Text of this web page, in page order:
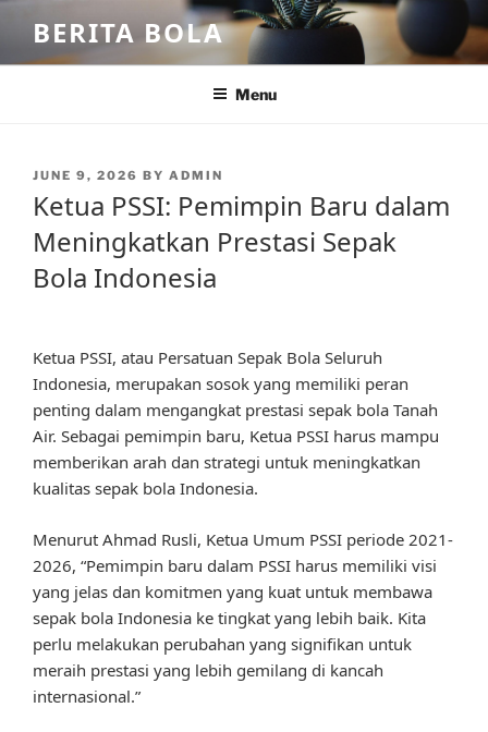
content
BERITA BOLA
Menu
POSTED
JUNE 9, 2026 BY ADMIN
Ketua PSSI: Pemimpin Baru dalam
Meningkatkan Prestasi Sepak
Bola Indonesia
Ketua PSSI, atau Persatuan Sepak Bola Seluruh
Indonesia, merupakan sosok yang memiliki peran
penting dalam mengangkat prestasi sepak bola Tanah
Air. Sebagai pemimpin baru, Ketua PSSI harus mampu
memberikan arah dan strategi untuk meningkatkan
kualitas sepak bola Indonesia.
Menurut Ahmad Rusli, Ketua Umum PSSI periode 2021-
2026, “Pemimpin baru dalam PSSI harus memiliki visi
yang jelas dan komitmen yang kuat untuk membawa
sepak bola Indonesia ke tingkat yang lebih baik. Kita
perlu melakukan perubahan yang signifikan untuk
meraih prestasi yang lebih gemilang di kancah
internasional.”